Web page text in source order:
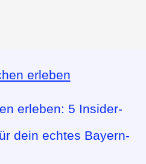
erleben: 5 Insider-
dein echtes Bayern-